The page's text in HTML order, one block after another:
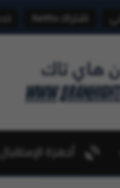
اشتراك Netflix
أجهزة الإستقبال